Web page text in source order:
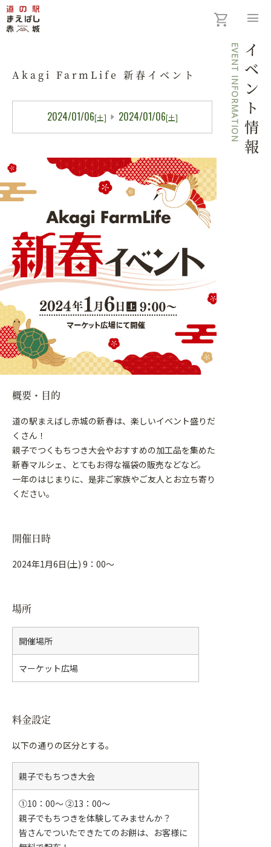
menu
Akagi FarmLife 新春イベント
2024/01/06[土] 2024/01/06[土]
概要・目的
道の駅まえばし赤城の新春は、楽しいイベント盛りだ
くさん！
親子でつくもちつき大会やおすすめの加工品を集めた
新春マルシェ、とてもお得な福袋の販売などなど。
一年のはじまりに、是非ご家族やご友人とお立ち寄り
ください。
開催日時
2024年1月6日(土) 9：00～
場所
開催場所
マーケット広場
料金設定
以下の通りの区分とする。
親子でもちつき大会
①10：00～ ②13：00～
親子でもちつきを体験してみませんか？
皆さんでついたできたてのお餅は、お客様に
イベント情報
EVENT INFORMATION